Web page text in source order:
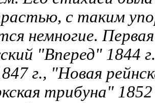
с таким
немногие.
"Вперед" 1844
г., "Новая
трибуна" 1852